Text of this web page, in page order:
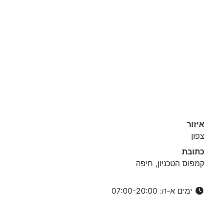
איזור
צפון
כתובת
קמפוס הטכניון, חיפה
ימים א-ה: 07:00-20:00